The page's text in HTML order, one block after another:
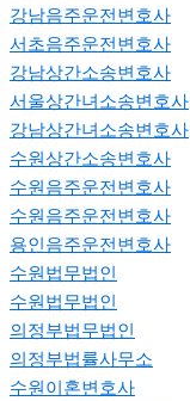
강남음주운전변호사
서초음주운전변호사
강남상간소송변호사
서울상간녀소송변호사
강남상간녀소송변호사
수원상간소송변호사
수원음주운전변호사
수원음주운전변호사
용인음주운전변호사
수원법무법인
수원법무법인
의정부법무법인
의정부법률사무소
수원이혼변호사